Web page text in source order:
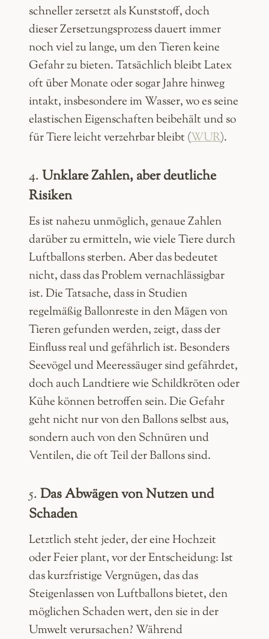
schneller zersetzt als Kunststoff, doch
dieser Zersetzungsprozess dauert immer
noch viel zu lange, um den Tieren keine
Gefahr zu bieten. Tatsächlich bleibt Latex
oft über Monate oder sogar Jahre hinweg
intakt, insbesondere im Wasser, wo es seine
elastischen Eigenschaften beibehält und so
für Tiere leicht verzehrbar bleibt​ (WUR).
4.Unklare Zahlen, aber deutliche
Risiken
Es ist nahezu unmöglich, genaue Zahlen
darüber zu ermitteln, wie viele Tiere durch
Luftballons sterben. Aber das bedeutet
nicht, dass das Problem vernachlässigbar
ist. Die Tatsache, dass in Studien
regelmäßig Ballonreste in den Mägen von
Tieren gefunden werden, zeigt, dass der
Einfluss real und gefährlich ist. Besonders
Seevögel und Meeressäuger sind gefährdet,
doch auch Landtiere wie Schildkröten oder
Kühe können betroffen sein. Die Gefahr
geht nicht nur von den Ballons selbst aus,
sondern auch von den Schnüren und
Ventilen, die oft Teil der Ballons sind.
5.Das Abwägen von Nutzen und
Schaden
Letztlich steht jeder, der eine Hochzeit
oder Feier plant, vor der Entscheidung: Ist
das kurzfristige Vergnügen, das das
Steigenlassen von Luftballons bietet, den
möglichen Schaden wert, den sie in der
Umwelt verursachen? Während